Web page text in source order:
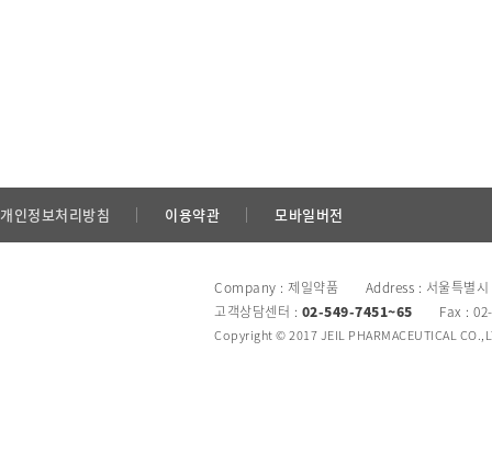
개인정보처리방침 이용약관 모바일버전
Company : 제일약품 Address : 서울특별시
고객상담센터 : 02-549-7451~65 Fax :
Copyright © 2017 JEIL PHARMACEUTICAL